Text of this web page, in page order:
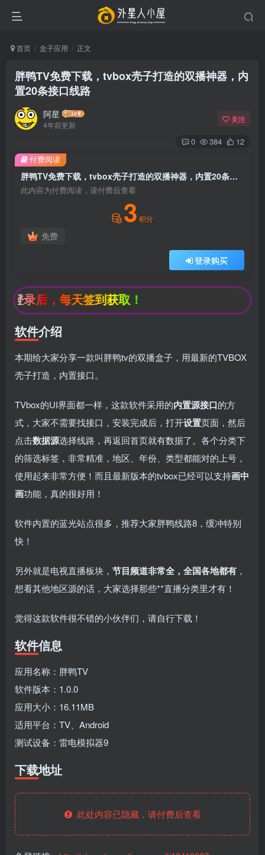
影视
、
OK接口
接口
2
小苹果影视
v1.0.9电视盒
白嫖直播和点
播！
3年前
梅林iptv+5.2.0
电视直播软件
密码24680！
3年前
最新电视直播
源地址分享-
3年前
首页 盒子应用 正文
胖鸭TV免费下载，tvbox壳子打造的双播神器，内
置20条接口线路
阿星
4年前更新
关注
0 384 12
胖鸭TV免费下载，tvbox壳子打造的双播神器，内置20条接口线路
此内容为付费阅读，请付费后查看
3 积分
免费
登录购买
付费阅读
录后，每天签到获取！
软件介绍
本期给大家分享一款叫胖鸭tv的双播盒子，用最新的TVBOX
壳子打造，内置接口。
TVbox的UI界面都一样，这款软件采用的内置源接口的方
式，大家不需要找接口，安装完成后，打开设置页面，然后
点击数据源选择线路，再返回首页就有数据了。各个分类下
的筛选标签，非常精准，地区、年份、类型都能对的上号，​
使用起来非常方便！而且最新版本的tvbox已经可以支持画中
画功能，​真的很好用！
软件内置的蓝光站点很多，推荐大家胖鸭线路8，​缓冲特别
快！
另外就是电视直播板块， 节目频道非常全，全国各地都有 ，
想看其他地区源的话，大家选择那些​**直播分类里才有！
觉得这款软件很不错的小伙伴们，请自行下载！
软件信息
应用名称：胖鸭TV
软件版本：1.0.0
应用大小：16.11MB
适用平台：TV、Android
测试设备：雷电模拟器9
下载地址
此处内容已隐藏，请付费后查看